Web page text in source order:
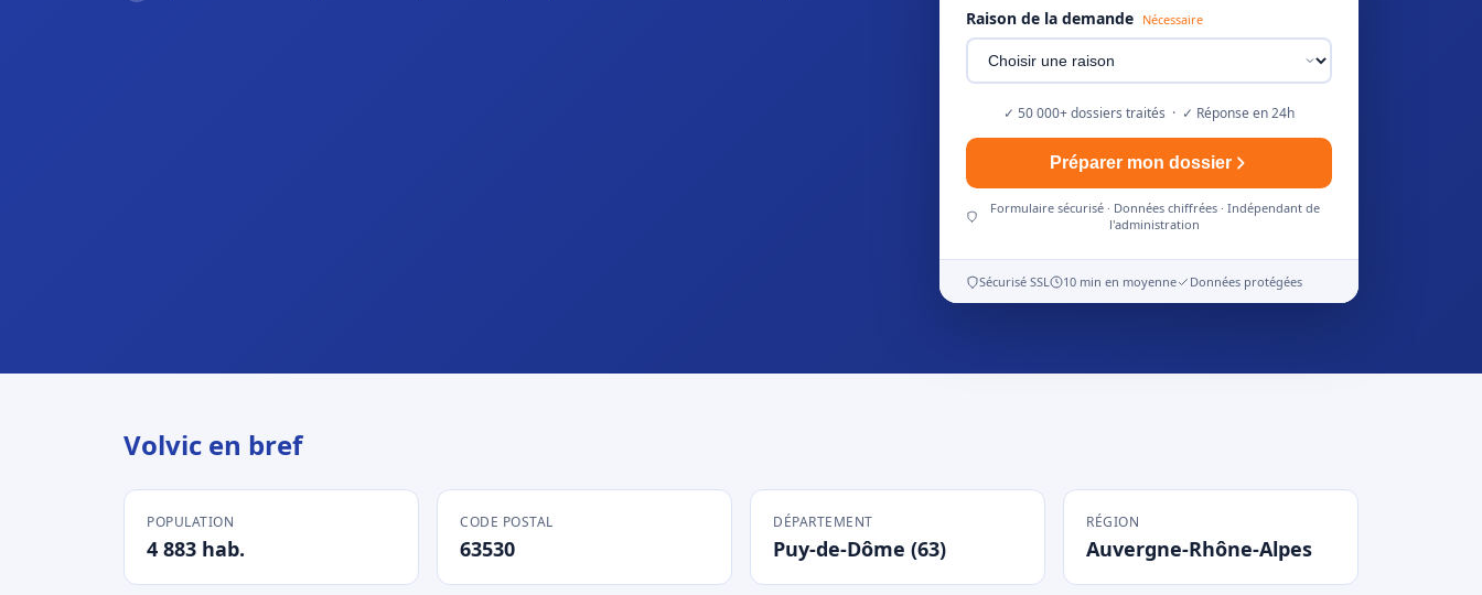
Raison de la demande Nécessaire
✓ 50 000+ dossiers traités · ✓ Réponse en 24h
Préparer mon dossier
Formulaire sécurisé · Données chiffrées · Indépendant de
l'administration
Sécurisé SSL 10 min en moyenne Données protégées
Volvic en bref
POPULATION
4 883 hab.
CODE POSTAL
63530
DÉPARTEMENT
Puy-de-Dôme (63)
RÉGION
Auvergne-Rhône-Alpes